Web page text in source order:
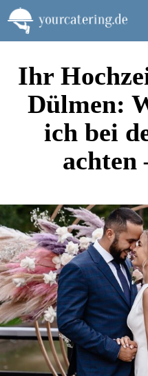
Zum
Inhalt
springen
Ihr
Dülmen:
ich bei
achten